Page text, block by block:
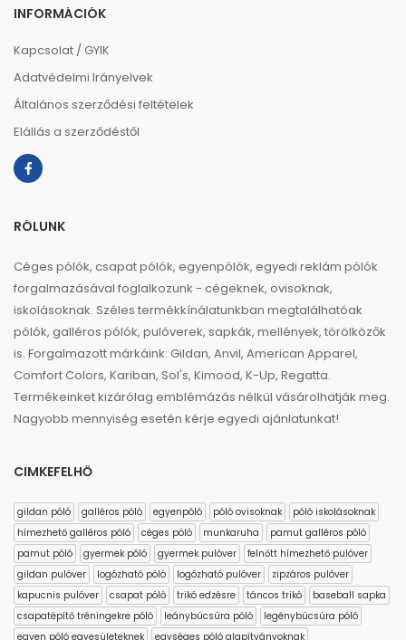
INFORMÁCIÓK
Kapcsolat / GYIK
Adatvédelmi Irányelvek
Általános szerződési feltételek
Elállás a szerződéstől
RÓLUNK
Céges pólók, csapat pólók, egyenpólók, egyedi reklám pólók
forgalmazásával foglalkozunk - cégeknek, ovisoknak,
iskolásoknak. Széles termékkínálatunkban megtalálhatóak
pólók, galléros pólók, pulóverek, sapkák, mellények, törölközők
is. Forgalmazott márkáink: Gildan, Anvil, American Apparel,
Comfort Colors, Kariban, Sol's, Kimood, K-Up, Regatta.
Termékeinket kizárólag emblémázás nélkül vásárolhatják meg.
Nagyobb mennyiség esetén kérje egyedi ajánlatunkat!
CIMKEFELHŐ
gildan póló galléros póló egyenpóló póló ovisoknak
póló iskolásoknak
hímezhető galléros póló
céges póló munkaruha
pamut galléros póló
pamut póló
gyermek póló gyermek pulóver
felnőtt hímezhető pulóver
gildan pulóver
logózható póló logózható pulóver
zipzáros pulóver
kapucnis pulóver
csapat póló trikó edzésre táncos trikó
baseball sapka
csapatépítő tréningekre póló
leánybúcsúra póló
legénybúcsúra póló
egyen póló egyesületeknek
egységes póló alapítványoknak